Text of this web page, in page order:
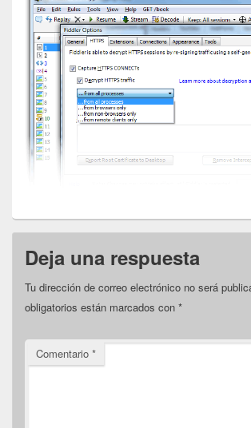
Deja una respuesta
Tu dirección de correo electrónico no será
obligatorios están marcados con *
Comentario *